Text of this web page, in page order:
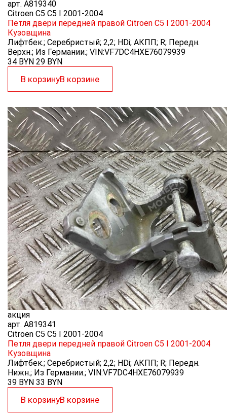
арт. A819340
Citroen C5 C5 I 2001-2004
Петля двери передней правой Citroen C5 I 2001-2004
Кузовщина
Лифтбек.; Серебристый; 2,2; HDi; АКПП; R; Передн.
Верхн.; Из Германии.; VIN:VF7DC4HXE76079939
34 BYN 29 BYN
В корзинуВ корзине
акция
арт. A819341
Citroen C5 C5 I 2001-2004
Петля двери передней правой Citroen C5 I 2001-2004
Кузовщина
Лифтбек.; Серебристый; 2,2; HDi; АКПП; R; Передн.
Нижн.; Из Германии.; VIN:VF7DC4HXE76079939
39 BYN 33 BYN
В корзинуВ корзине